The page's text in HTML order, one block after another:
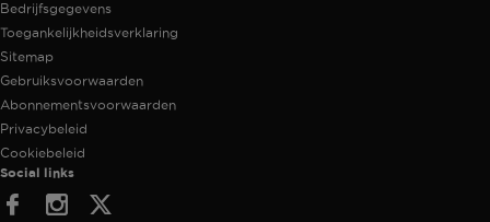
Bedrijfsgegevens
Toegankelijkheidsverklaring
Sitemap
Gebruiksvoorwaarden
Abonnementsvoorwaarden
Privacybeleid
Cookiebeleid
Social links
FacebookInstagram